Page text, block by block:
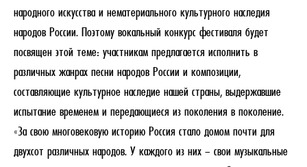
народного искусства и нематериального культурного наследия
народов России. Поэтому вокальный конкурс фестиваля будет
посвящен этой теме: участникам предлагается исполнить в
различных жанрах песни народов России и композиции,
составляющие культурное наследие нашей страны, выдержавшие
испытание временем и передающиеся из поколения в поколение.
«За свою многовековую историю Россия стало домом почти для
двухсот различных народов. У каждого из них – свои музыкальные